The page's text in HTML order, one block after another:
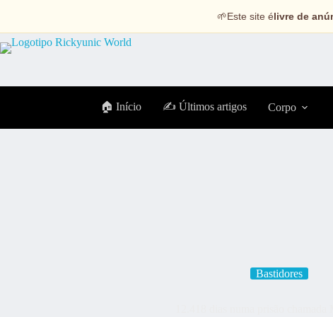
🌱Este site élivre de
🏠 Início ✍️ Últimos artigos Corpo
Bastidores